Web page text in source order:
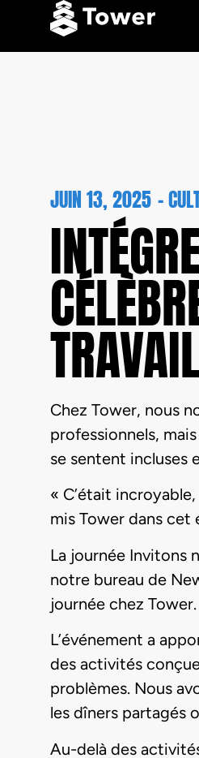
JUIN 13, 2025 -
Chez Tower, nous
professionnels,
se sentent incluses
« C’était
mis Tower dans cet
La journée Invitons
notre bureau de
journée chez Tower.
L’événement a
des activités
problèmes. Nous
les dîners partagés
Au-delà des